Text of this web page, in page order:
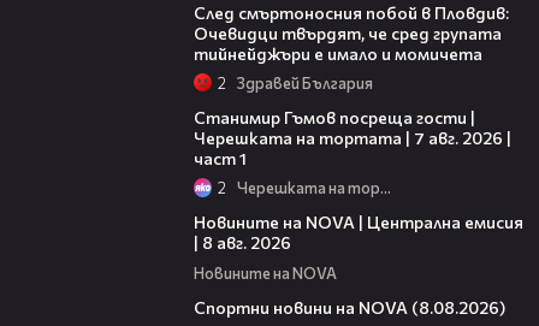
След смъртоносния побой в Пловдив:
Очевидци твърдят, че сред групата
тийнейджъри е имало и момичета
2 Здравей България
Станимир Гъмов посреща гости |
Черешката на тортата | 7 авг. 2026 |
част 1
2 Черешката на тортата
Новините на NOVA | Централна емисия
| 8 авг. 2026
Новините на NOVA
Спортни новини на NOVA (8.08.2026)